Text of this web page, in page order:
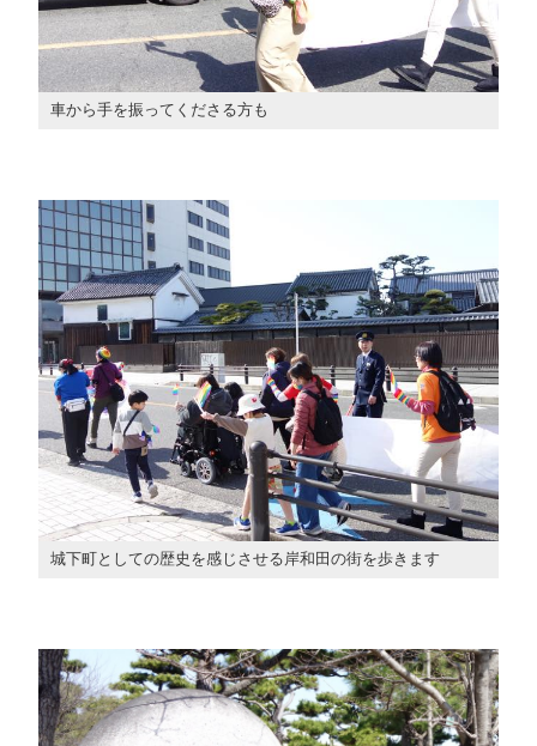
車から手を振ってくださる方も
城下町としての歴史を感じさせる岸和田の街を歩きます